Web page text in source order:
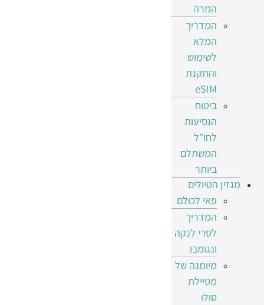
המרה
המדריך
המלא
לשימוש
והתקנת
eSIM
ביטוח
הנסיעות
לחו"ל
המשתלם
ביותר
מגזין הטיולים
פאי לכולם
המדריך
לסרי לנקה
ונגומבו
מיומנה של
מטיילת
סולו